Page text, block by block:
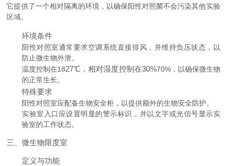
它提供了一个相对隔离的环境，以确保阳性对照菌不会污染其他实验
区域。
环境条件
阳性对照室通常要求空调系统直接排风，并维持负压状态，以
防止微生物外泄。
温度控制在1827℃，相对湿度控制在30%70%，以确保微生物
的正常生长。
特殊要求
阳性对照室应配备生物安全柜，以提供额外的生物安全防护。
实验室入口应设置明显的警示标识，并以文字或光信号显示实
验室的工作状态。
三、微生物限度室
定义与功能